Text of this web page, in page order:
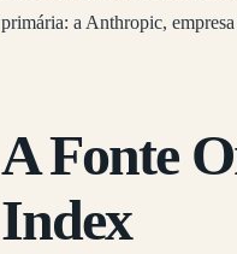
primária: a Anthropic,
A Fonte
Index